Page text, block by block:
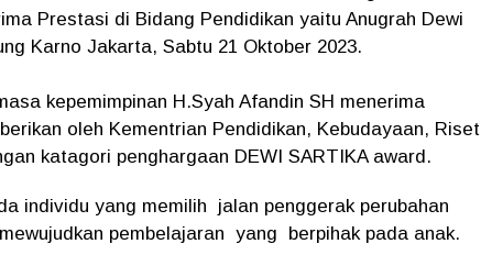
Prestasi di Bidang Pendidikan yaitu Anugrah Dewi
Karno Jakarta, Sabtu 21 Oktober 2023.
kepemimpinan H.Syah Afandin SH menerima
oleh Kementrian Pendidikan, Kebudayaan, Riset
katagori penghargaan DEWI SARTIKA award.
individu yang memilih jalan penggerak perubahan
pembelajaran yang berpihak pada anak.